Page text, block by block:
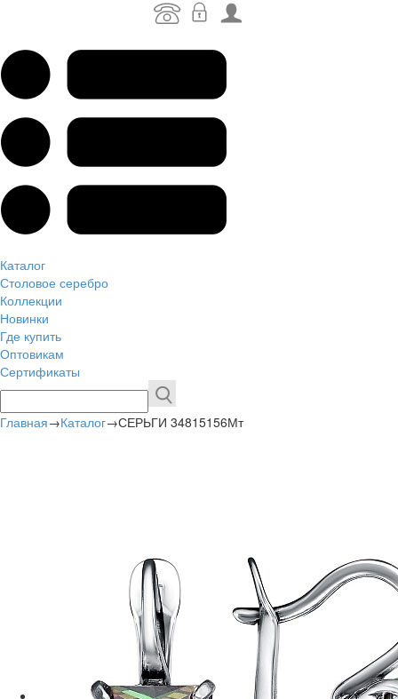
Каталог
Столовое серебро
Коллекции
Новинки
Где купить
Оптовикам
Сертификаты
Главная→Каталог→СЕРЬГИ 34815156Мт